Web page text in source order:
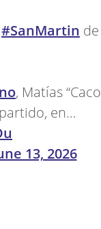
#SanMartin
, Matías
en…
13, 2026